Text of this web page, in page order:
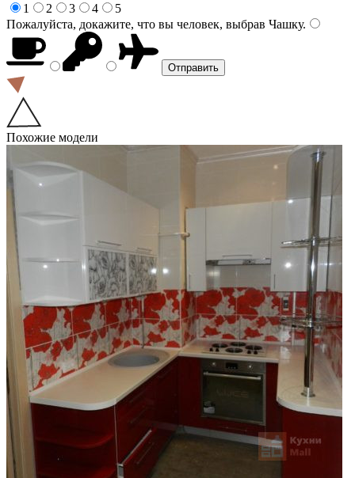
1
2 3 4
5
Пожалуйста, докажите, что вы человек, выбрав Чашку.
Похожие модели